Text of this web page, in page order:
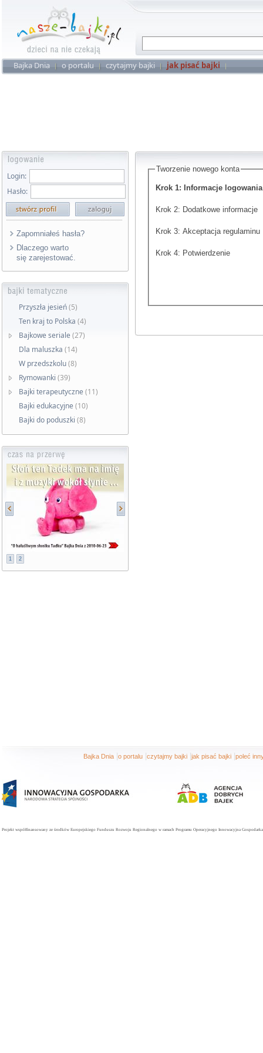
Bajka Dnia o portalu czytajmy bajki jak pisać bajki
Login:
Hasło:
Zapomniałeś hasła?
Dlaczego warto
się zarejestować.
Przyszła jesień(5)
Ten kraj to Polska (4)
Bajkowe seriale (27)
Dla maluszka (14)
W przedszkolu(8)
Rymowanki (39)
Bajki terapeutyczne (11)
Bajki edukacyjne (10)
Bajki do poduszki (8)
1 2
Tworzenie nowego konta
Krok 1: Informacje logowania
Krok 2: Dodatkowe informacje
Krok 3: Akceptacja regulaminu
Krok 4: Potwierdzenie
Bajka Dnia o portalu czytajmy bajki jak pisać bajki poleć
Projekt współfinansowany ze środków Europejskiego Funduszu Rozwoju Regionalnego w ramach Programu Operacyjnego Innowacyjna